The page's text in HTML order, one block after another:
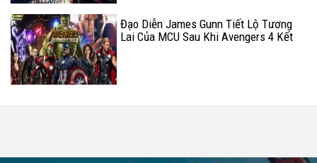
Đạo Diễn James Gunn Tiết Lộ Tương
Lai Của MCU Sau Khi Avengers 4 Kết